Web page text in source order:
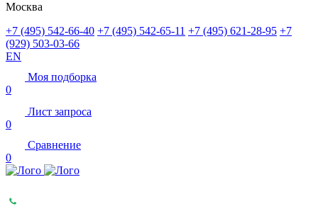
Москва
+7 (495) 542-66-40 +7 (495) 542-65-11 +7 (495) 621-28-95 +7
(929) 503-03-66
EN
Моя подборка
0
Лист запроса
0
Сравнение
0